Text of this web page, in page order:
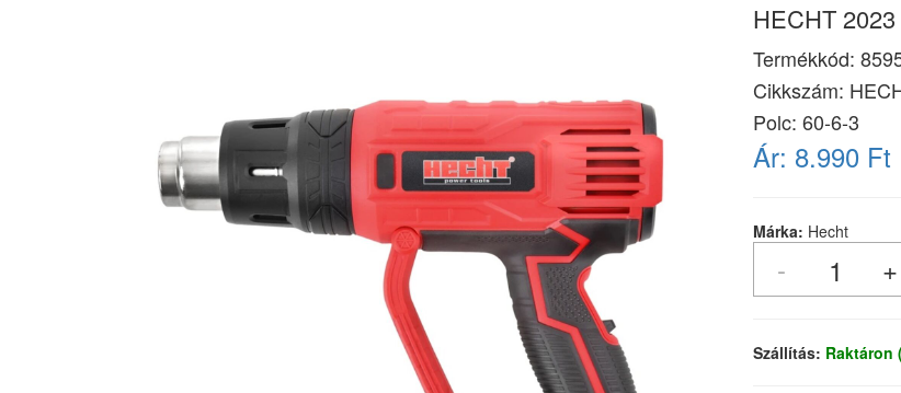
HECHT
Termékkód:
Cikkszám:
Polc: 60-6-3
Ár: 8.990 Ft
Márka: Hecht
Szállítás: Raktáron